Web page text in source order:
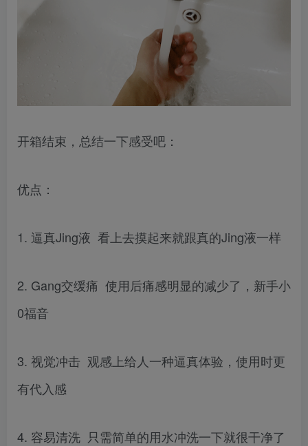
开箱结束，总结一下感受吧：
优点：
1. 逼真Jing液 看上去摸起来就跟真的Jing液一样
2. Gang交缓痛 使用后痛感明显的减少了，新手小
0福音
3. 视觉冲击 观感上给人一种逼真体验，使用时更
有代入感
4. 容易清洗 只需简单的用水冲洗一下就很干净了